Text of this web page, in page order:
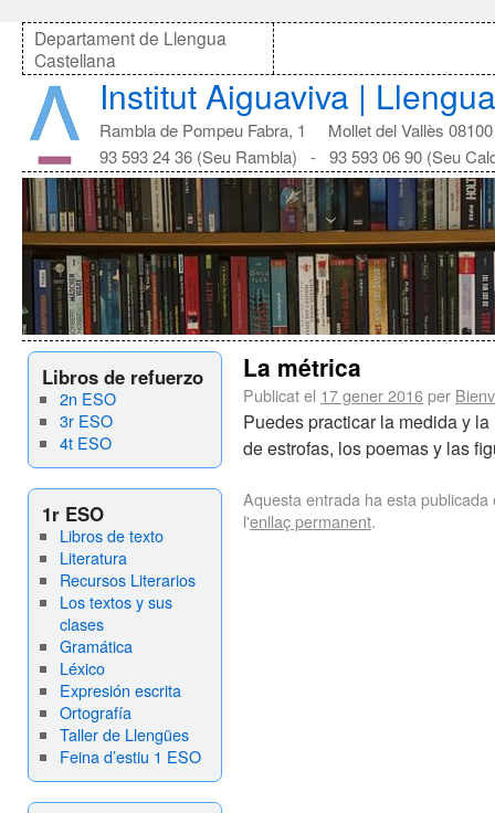
Departament de Llengua
Castellana
Institut Aiguaviva |
Rambla de Pompeu Fabra, 1 Mollet del Vallès 08100
93 593 24 36 (Seu Rambla) - 93 593 06 90 (Seu
Libros de refuerzo
2n ESO
3r ESO
4t ESO
1r ESO
Libros de texto
Literatura
Recursos Literarios
Los textos y sus
clases
Gramática
Léxico
Expresión escrita
Ortografía
Taller de Llengües
Feina d’estiu 1 ESO
La métrica
Publicat el 17 gener 2016per
Puedes practicar la medida y
de estrofas, los poemas y las
Aquesta entrada ha esta
l'enllaç permanent.